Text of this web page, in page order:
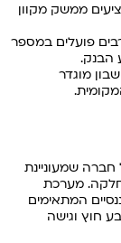
ממשק מקוון
פועלים במספר
הבנק.
מוגדר
חברה שמעוניינת
מערכת
המתאימים
חוץ וגישה